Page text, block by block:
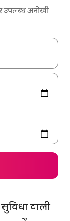
उपलब्ध अनोखी
इस्तेमाल करके नेविगेट
वाली